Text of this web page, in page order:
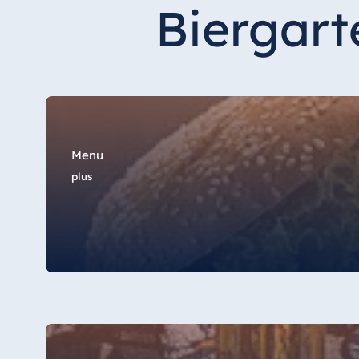
Hotel Düsseldorf
Hotel Frankfurt
Hotel am Schlossgarten Fulda
Hotel Ingolstadt
Hotel Bellevue Kiel
Hotel Köln
Hotel Königswinter
Hotel Magdeburg
Strandhotel Travemünde
Hotel Ulm
Menu
plus